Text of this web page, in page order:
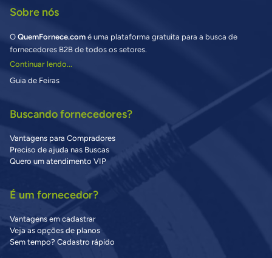
Sobre nós
O QuemFornece.com é uma plataforma gratuita para a busca de
fornecedores B2B de todos os setores.
Continuar lendo...
Guia de Feiras
Buscando fornecedores?
Vantagens para Compradores
Preciso de ajuda nas Buscas
Quero um atendimento VIP
É um fornecedor?
Vantagens em cadastrar
Veja as opções de planos
Sem tempo? Cadastro rápido